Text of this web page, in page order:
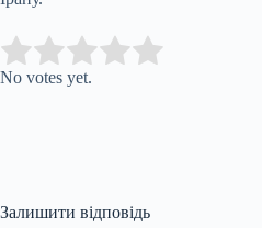
Rate this item:
No votes yet.
Залишити відповідь